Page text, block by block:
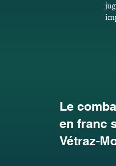
Le
en franc
Vétraz-